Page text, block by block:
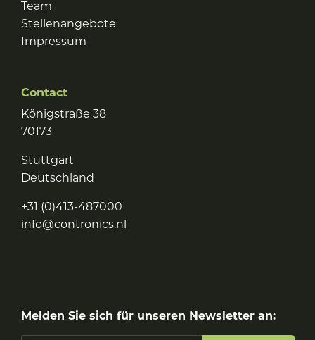
Team
Stellenangebote
Impressum
Contact
Königstraße 38
70173
Stuttgart
Deutschland
+31 (0)413-487000
info@contronics.nl
Melden Sie sich für unseren Newsletter an: